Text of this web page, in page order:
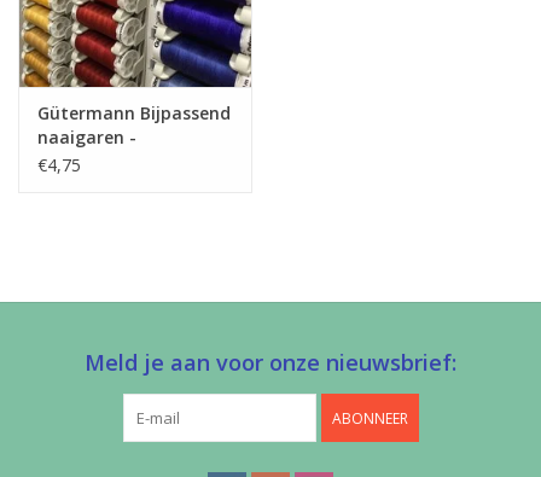
Gütermann Bijpassend
naaigaren -
Allesnaaigaren 200m
€4,75
Meld je aan voor onze nieuwsbrief:
ABONNEER